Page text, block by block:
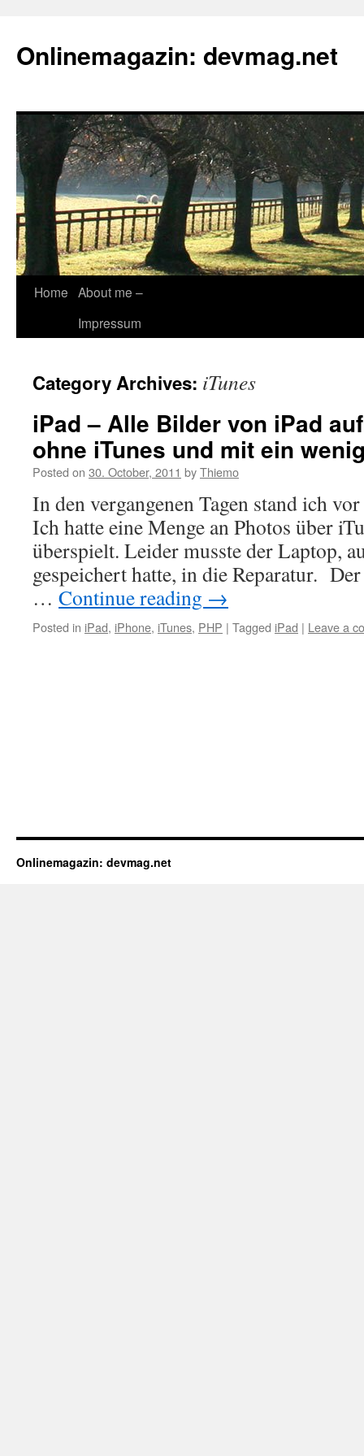
Onlinemagazin: devmag.net
Skip
Home About me –
Impressum
Category Archives: iTunes
iPad – Alle Bilder von iPad
ohne iTunes und mit ein
Posted on 30. October, 2011 byThiemo
In den vergangenen Tagen stand ich
Ich hatte eine Menge an Photos über
überspielt. Leider musste der Laptop,
gespeichert hatte, in die Reparatur.
… Continue reading →
Posted in iPad, iPhone, iTunes, PHP | Tagged iPad | Leave a
Onlinemagazin: devmag.net